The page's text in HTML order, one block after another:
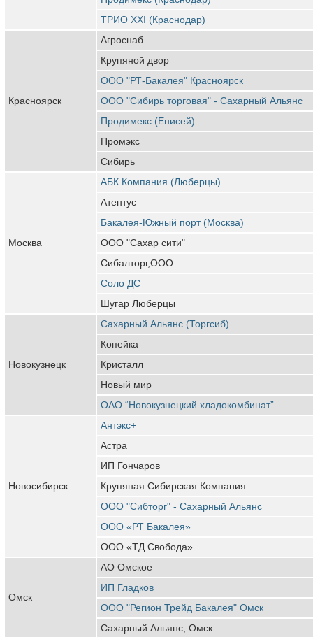
ТРИО XXI (Краснодар)
Красноярск
Агроснаб
Крупяной двор
ООО "РТ-Бакалея" Красноярск
ООО "Сибирь торговая" - Сахарный Альянс
Продимекс (Енисей)
Промэкс
Сибирь
Москва
АБК Компания (Люберцы)
Атентус
Бакалея-Южный порт (Москва)
ООО "Сахар сити"
Сибалторг,ООО
Соло ДС
Шугар Люберцы
Новокузнецк
Сахарный Альянс (Торгсиб)
Копейка
Кристалл
Новый мир
ОАО “Новокузнецкий хладокомбинат”
Новосибирск
Антэкс+
Астра
ИП Гончаров
Крупяная Сибирская Компания
ООО "Сибторг" - Сахарный Альянс
ООО «РТ Бакалея»
ООО «ТД Свобода»
Омск
АО Омское
ИП Гладков
ООО "Регион Трейд Бакалея" Омск
Сахарный Альянс, Омск